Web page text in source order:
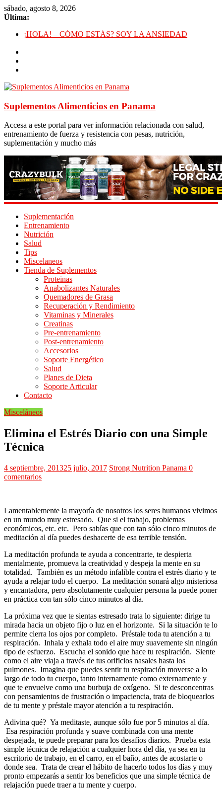
sábado, agosto 8, 2026
Última:
¡HOLA! – CÓMO ESTÁS? SOY LA ANSIEDAD
Suplementos Alimenticios en Panama
Accesa a este portal para ver información relacionada con salud,
entrenamiento de fuerza y resistencia con pesas, nutrición,
suplementación y mucho más
Suplementación
Entrenamiento
Nutrición
Salud
Tips
Miscelaneos
Tienda de Suplementos
Proteinas
Anabolizantes Naturales
Quemadores de Grasa
Recuperación y Rendimiento
Vitaminas y Minerales
Creatinas
Pre-entrenamiento
Post-entrenamiento
Accesorios
Soporte Energético
Salud
Planes de Dieta
Soporte Articular
Contacto
Misceláneos
Elimina el Estrés Diario con una Simple
Técnica
4 septiembre, 201325 julio, 2017 Strong Nutrition Panama 0
comentarios
Lamentablemente la mayoría de nosotros los seres humanos vivimos
en un mundo muy estresado. Que si el trabajo, problemas
económicos, etc. etc. Pero sabías que con tan sólo cinco minutos de
meditación al día puedes deshacerte de esa terrible tensión.
La meditación profunda te ayuda a concentrarte, te despierta
mentalmente, promueva la creatividad y despeja la mente en su
totalidad. También es un método infalible contra el estrés diario y te
ayuda a relajar todo el cuerpo. La meditación sonará algo misteriosa
y encantadora, pero absolutamente cualquier persona la puede poner
en práctica con tan sólo cinco minutos al día.
La próxima vez que te sientas estresado trata lo siguiente: dirige tu
mirada hacia un objeto fijo o luz en el horizonte. Si la situación te lo
permite cierra los ojos por completo. Préstale toda tu atención a tu
respiración. Inhala y exhala todo el aire muy suavemente sin ningún
tipo de esfuerzo. Escucha el sonido que hace tu respiración. Siente
como el aire viaja a través de tus orificios nasales hasta los
pulmones. Imagina que puedes sentir tu respiración moverse a lo
largo de todo tu cuerpo, tanto internamente como externamente y
que te envuelve como una burbuja de oxígeno. Si te desconcentras
con pensamientos de frustración o impaciencia, trata de bloquearlos
de tu mente y préstale mayor atención a tu respiración.
Adivina qué? Ya meditaste, aunque sólo fue por 5 minutos al día.
Esa respiración profunda y suave combinada con una mente
despejada, te puede preparar para los desafíos diarios. Prueba esta
simple técnica de relajación a cualquier hora del día, ya sea en tu
escritorio de trabajo, en el carro, en el baño, antes de acostarte o
donde sea. Trata de crear el hábito de hacerlo todos los días y muy
pronto empezarás a sentir los beneficios que una simple técnica de
relajación puede traer a tu mente y cuerpo.